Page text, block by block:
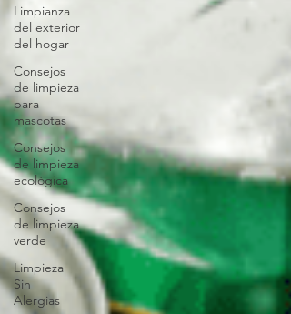
Limpianza
del exterior
del hogar
Consejos
de limpieza
para
mascotas
Consejos
de limpieza
ecológica
Consejos
de limpieza
verde
Limpieza
Sin
Alergias